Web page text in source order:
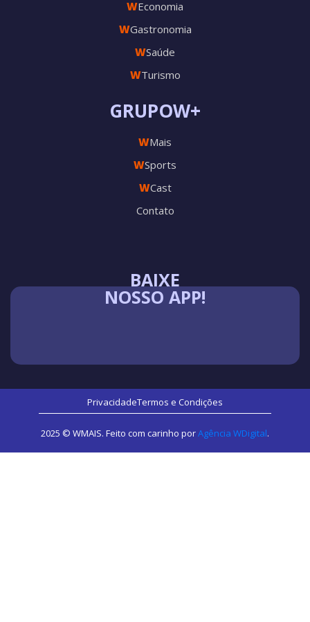
BAIXE
NOSSO APP!
GRUPOW+
WMais
WSports
WCast
Contato
WEconomia
WGastronomia
WSaúde
WTurismo
PrivacidadeTermos e Condições
2025 © WMAIS. Feito com carinho porAgência WDigital.